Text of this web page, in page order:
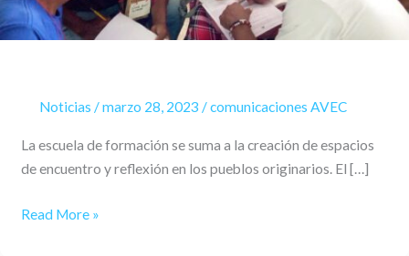
Noticias /marzo 28, 2023 /comunicaciones AVEC
La escuela de formación se suma a la creación de espacios
de encuentro y reflexión en los pueblos originarios. El […]
EL
Read More »